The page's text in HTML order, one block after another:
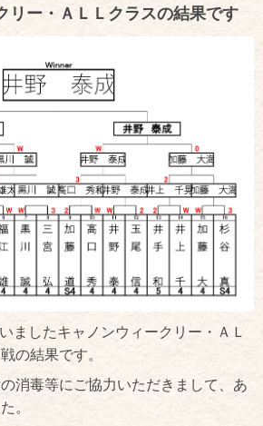
リー・ＡＬＬクラスの結果です
ましたキャノンウィークリー・ＡＬ
の結果です。
消毒等にご協力いただきまして、あ
。